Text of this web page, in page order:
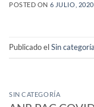
POSTED ON 6 JULIO, 2020
Publicado elSin categoría
SIN CATEGORÍA